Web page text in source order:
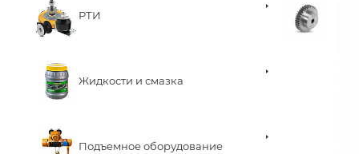
РТИ
Жидкости и смазка
Подъемное оборудование